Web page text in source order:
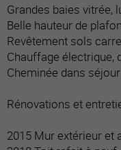
Grandes baies vitrée,
Belle hauteur de
Revêtement sols
Chauffage électrique,
Cheminée dans séjour
Rénovations et
2015 Mur extérieur et